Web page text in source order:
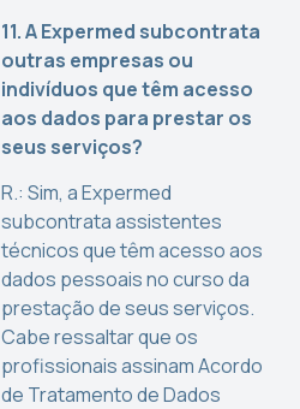
11. A Expermed subcontrata
outras empresas ou
indivíduos que têm acesso
aos dados para prestar os
seus serviços?
R.: Sim, a Expermed
subcontrata assistentes
técnicos que têm acesso aos
dados pessoais no curso da
prestação de seus serviços.
Cabe ressaltar que os
profissionais assinam Acordo
de Tratamento de Dados